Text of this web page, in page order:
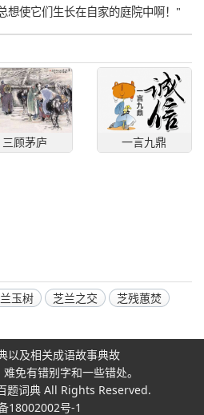
想使它们生长在自家的庭院中啊！"
三顾茅庐 一言九鼎
玉树 芝兰之交
芝残蕙焚
以及相关成语故事典故
免有错别字和一些错处。
题词典 All Rights Reserved.
18002002号-1